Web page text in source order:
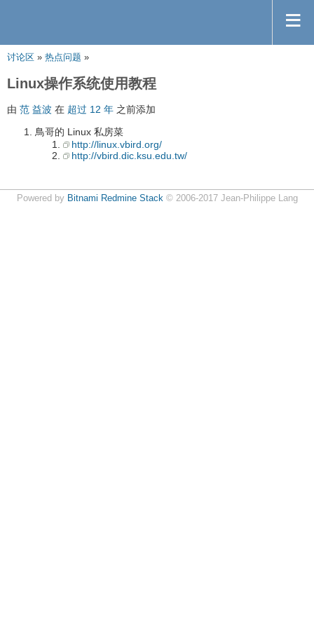
讨论区 » 热点问题 »
Linux操作系统使用教程
由 范 益波 在 超过 12 年 之前添加
鳥哥的 Linux 私房菜
http://linux.vbird.org/
http://vbird.dic.ksu.edu.tw/
Powered by Bitnami Redmine Stack© 2006-2017 Jean-Philippe Lang